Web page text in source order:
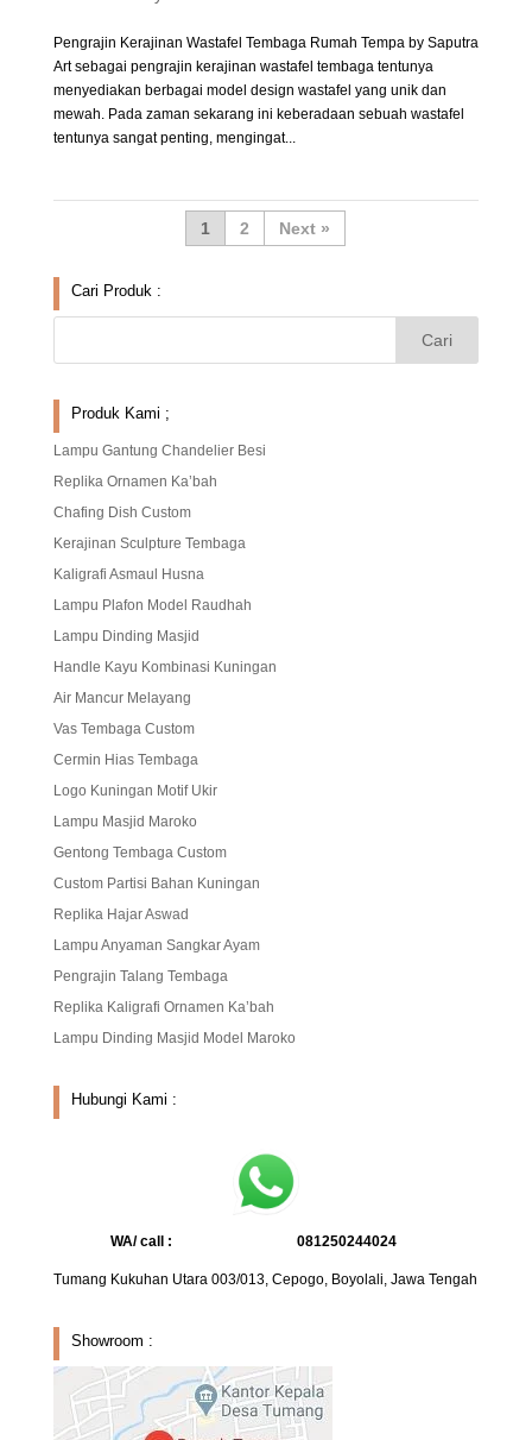
Pengrajin Kerajinan Wastafel Tembaga Rumah Tempa by Saputra
Art sebagai pengrajin kerajinan wastafel tembaga tentunya
menyediakan berbagai model design wastafel yang unik dan
mewah. Pada zaman sekarang ini keberadaan sebuah wastafel
tentunya sangat penting, mengingat...
1 2 »
Cari Produk :
Produk Kami ;
Lampu Gantung Chandelier Besi
Replika Ornamen Ka’bah
Chafing Dish Custom
Kerajinan Sculpture Tembaga
Kaligrafi Asmaul Husna
Lampu Plafon Model Raudhah
Lampu Dinding Masjid
Handle Kayu Kombinasi Kuningan
Air Mancur Melayang
Vas Tembaga Custom
Cermin Hias Tembaga
Logo Kuningan Motif Ukir
Lampu Masjid Maroko
Gentong Tembaga Custom
Custom Partisi Bahan Kuningan
Replika Hajar Aswad
Lampu Anyaman Sangkar Ayam
Pengrajin Talang Tembaga
Replika Kaligrafi Ornamen Ka’bah
Lampu Dinding Masjid Model Maroko
Hubungi Kami :
WA/ call : 081250244024
Tumang Kukuhan Utara 003/013, Cepogo, Boyolali, Jawa Tengah
Showroom :